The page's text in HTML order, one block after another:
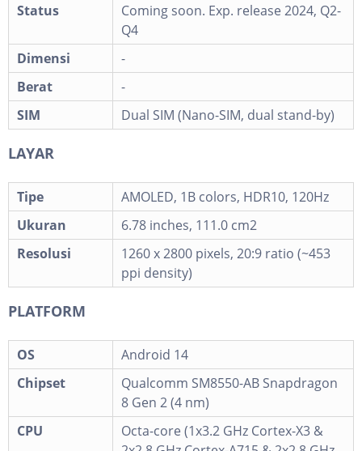
Status
Coming soon. Exp. release 2024, Q2-
Q4
Dimensi
-
Berat
-
SIM
Dual SIM (Nano-SIM, dual stand-by)
LAYAR
Tipe
AMOLED, 1B colors, HDR10, 120Hz
Ukuran
6.78 inches, 111.0 cm2
Resolusi
1260 x 2800 pixels, 20:9 ratio (~453
ppi density)
PLATFORM
OS
Android 14
Chipset
Qualcomm SM8550-AB Snapdragon
8 Gen 2 (4 nm)
CPU
Octa-core (1x3.2 GHz Cortex-X3 &